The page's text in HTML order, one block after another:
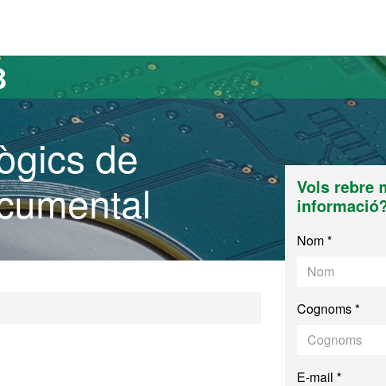
de
Vols rebre
Nom *
Cognoms *
E-mail *